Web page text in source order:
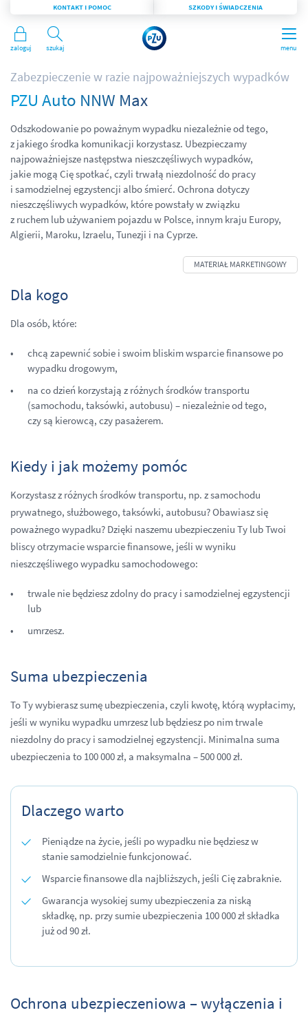
menu
Szukaj
KONTAKT I POMOC SZKODY I ŚWIADCZENIA
Zaloguj
Zabezpieczenie w razie najpoważniejszych wypadków
PZU Auto NNW Max
Odszkodowanie po poważnym wypadku niezależnie od tego,
z jakiego środka komunikacji korzystasz. Ubezpieczamy
najpoważniejsze następstwa nieszczęśliwych wypadków,
jakie mogą Cię spotkać, czyli trwałą niezdolność do pracy
i samodzielnej egzystencji albo śmierć. Ochrona dotyczy
nieszczęśliwych wypadków, które powstały w związku
z ruchem lub używaniem pojazdu w Polsce, innym kraju Europy,
Algierii, Maroku, Izraelu, Tunezji i na Cyprze.
Dla kogo
Dla osób, które:
chcą zapewnić sobie i swoim bliskim wsparcie finansowe po
wypadku drogowym,
na co dzień korzystają z różnych środków transportu
(samochodu, taksówki, autobusu) – niezależnie od tego,
czy są kierowcą, czy pasażerem.
Kiedy i jak możemy pomóc
Korzystasz z różnych środków transportu, np. z samochodu
prywatnego, służbowego, taksówki, autobusu? Obawiasz się
poważnego wypadku? Dzięki naszemu ubezpieczeniu Ty lub Twoi
bliscy otrzymacie wsparcie finansowe, jeśli w wyniku
nieszczęśliwego wypadku samochodowego:
trwale nie będziesz zdolny do pracy i samodzielnej egzystencji
lub
umrzesz.
Suma ubezpieczenia
To Ty wybierasz sumę ubezpieczenia, czyli kwotę, którą wypłacimy,
jeśli w wyniku wypadku umrzesz lub będziesz po nim trwale
niezdolny do pracy i samodzielnej egzystencji. Minimalna suma
ubezpieczenia to 100 000 zł, a maksymalna – 500 000 zł.
Dlaczego warto
Pieniądze na życie, jeśli po wypadku nie będziesz w
stanie samodzielnie funkcjonować.
Wsparcie finansowe dla najbliższych, jeśli Cię zabraknie.
Gwarancja wysokiej sumy ubezpieczenia za niską
składkę, np. przy sumie ubezpieczenia 100 000 zł składka
już od 90 zł.
Ochrona ubezpieczeniowa – wyłączenia i